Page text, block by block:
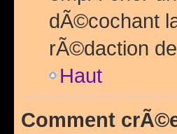
dÃ©cochant
rÃ©daction
Haut
Comment